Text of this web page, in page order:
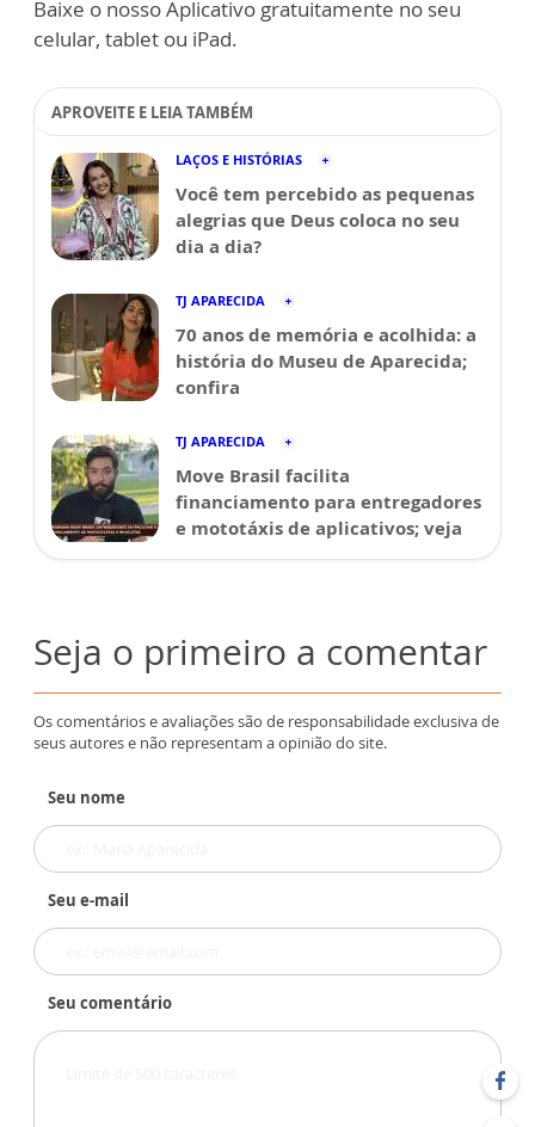
Baixe o nosso Aplicativo gratuitamente no seu
celular, tablet ou iPad.
APROVEITE E LEIA TAMBÉM
LAÇOS E HISTÓRIAS
Você tem percebido as pequenas
alegrias que Deus coloca no seu
dia a dia?
TJ APARECIDA
70 anos de memória e acolhida: a
história do Museu de Aparecida;
confira
TJ APARECIDA
Move Brasil facilita
financiamento para entregadores
e mototáxis de aplicativos; veja
Seja o primeiro a comentar
Os comentários e avaliações são de responsabilidade exclusiva de
seus autores e não representam a opinião do site.
Seu nome
Seu e-mail
Seu comentário